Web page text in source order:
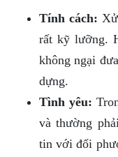
Tính cách:
rất kỹ lưỡng.
không ngại
dựng.
Tình yêu:
và thường
tin với đối